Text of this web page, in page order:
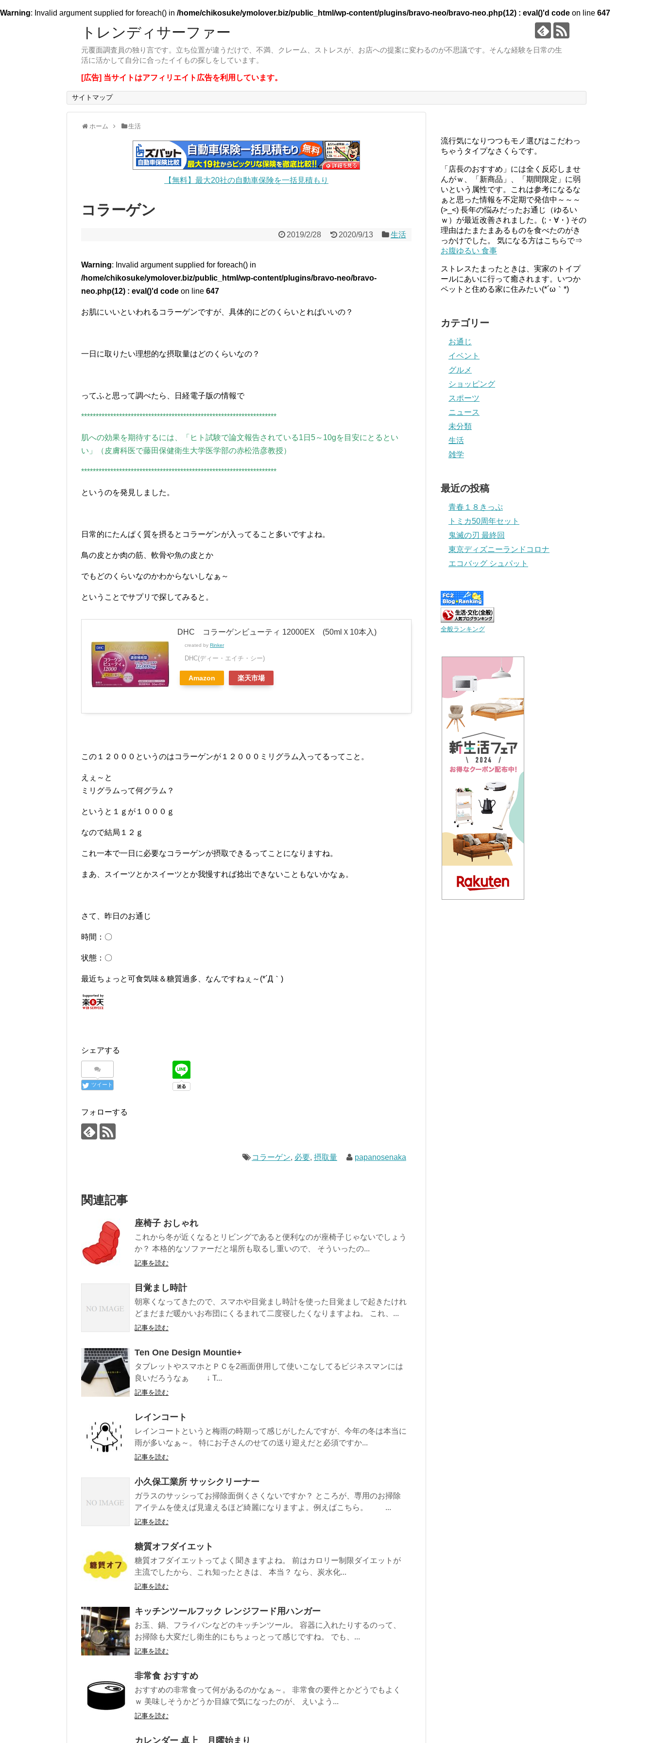
Warning: Invalid argument supplied for foreach() in /home/chikosuke/ymolover.biz/public_html/wp-content/plugins/bravo-neo/bravo-neo.php(12) : eval()'d code on line 647
トレンディサーファー
元覆面調査員の独り言です。立ち位置が違うだけで、不満、クレーム、ストレスが、お店への提案に変わるのが不思議です。そんな経験を日常の生
活に活かして自分に合ったイイもの探しをしています。
[広告] 当サイトはアフィリエイト広告を利用しています。
サイトマップ
ホーム 生活
【無料】最大20社の自動車保険を一括見積もり
コラーゲン
2019/2/28 2020/9/13 生活
Warning: Invalid argument supplied for foreach() in
/home/chikosuke/ymolover.biz/public_html/wp-content/plugins/bravo-neo/bravo-
neo.php(12) : eval()'d code on line 647
お肌にいいといわれるコラーゲンですが、具体的にどのくらいとればいいの？
一日に取りたい理想的な摂取量はどのくらいなの？
ってふと思って調べたら、日経電子版の情報で
*******************************************************************
肌への効果を期待するには、「ヒト試験で論文報告されている1日5～10gを目安にとるとい
い」（皮膚科医で藤田保健衛生大学医学部の赤松浩彦教授）
*******************************************************************
というのを発見しました。
日常的にたんぱく質を摂るとコラーゲンが入ってること多いですよね。
鳥の皮とか肉の筋、軟骨や魚の皮とか
でもどのくらいなのかわからないしなぁ～
ということでサプリで探してみると。
DHC コラーゲンビューティ 12000EX (50mlＸ10本入)
created by Rinker
DHC(ディー・エイチ・シー)
Amazon 楽天市場
この１２０００というのはコラーゲンが１２０００ミリグラム入ってるってこと。
えぇ～と
ミリグラムって何グラム？
というと１ｇが１０００ｇ
なので結局１２ｇ
これ一本で一日に必要なコラーゲンが摂取できるってことになりますね。
まあ、スイーツとかスイーツとか我慢すれば捻出できないこともないかなぁ。
さて、昨日のお通じ
時間：〇
状態：〇
最近ちょっと可食気味＆糖質過多、なんですねぇ～(*´Д｀)
シェアする
ツイート
フォローする
コラーゲン, 必要,摂取量 papanosenaka
関連記事
座椅子 おしゃれ
これから冬が近くなるとリビングであると便利なのが座椅子じゃないでしょう
か？ 本格的なソファーだと場所も取るし重いので、 そういったの...
記事を読む
目覚まし時計
朝寒くなってきたので、スマホや目覚まし時計を使った目覚ましで起きたけれ
どまだまだ暖かいお布団にくるまれて二度寝したくなりますよね。 これ、...
記事を読む
Ten One Design Mountie+
タブレットやスマホとＰＣを2画面併用して使いこなしてるビジネスマンには
良いだろうなぁ ↓ T...
記事を読む
レインコート
レインコートというと梅雨の時期って感じがしたんですが、今年の冬は本当に
雨が多いなぁ～。 特にお子さんのせての送り迎えだと必須ですか...
記事を読む
小久保工業所 サッシクリーナー
ガラスのサッシってお掃除面倒くさくないですか？ ところが、専用のお掃除
アイテムを使えば見違えるほど綺麗になりますよ。例えばこちら。 ...
記事を読む
糖質オフダイエット
糖質オフダイエットってよく聞きますよね。 前はカロリー制限ダイエットが
主流でしたから、これ知ったときは、 本当？ なら、炭水化...
記事を読む
キッチンツールフック レンジフード用ハンガー
お玉、鍋、フライパンなどのキッチンツール。 容器に入れたりするのって、
お掃除も大変だし衛生的にもちょっとって感じですね。 でも、...
記事を読む
非常食 おすすめ
おすすめの非常食って何があるのかなぁ～。 非常食の要件とかどうでもよく
ｗ 美味しそうかどうか目線で気になったのが、 えいよう...
記事を読む
カレンダー 卓上 月曜始まり
流行気になりつつもモノ選びはこだわっ
ちゃうタイプなさくらです。
「店長のおすすめ」には全く反応しませ
んがｗ、「新商品」、「期間限定」に弱
いという属性です。これは参考になるな
ぁと思った情報を不定期で発信中～～～
(>_<) 長年の悩みだったお通じ（ゆるい
ｗ）が最近改善されました。(;・∀・) その
理由はたまたまあるものを食べたのがき
っかけでした。 気になる方はこちらで⇒
お腹ゆるい 食事
ストレスたまったときは、実家のトイプ
ールにあいに行って癒されます。いつか
ペットと住める家に住みたい(*´ω｀*)
カテゴリー
お通じ
イベント
グルメ
ショッピング
スポーツ
ニュース
未分類
生活
雑学
最近の投稿
青春１８きっぷ
トミカ50周年セット
鬼滅の刃 最終回
東京ディズニーランドコロナ
エコバッグ シュパット
全般ランキング